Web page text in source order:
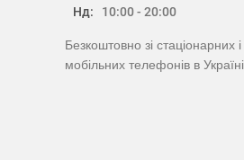
Нд:
10:00 - 20:00
Безкоштовно зі стаціонарних і
мобільних телефонів в Україні